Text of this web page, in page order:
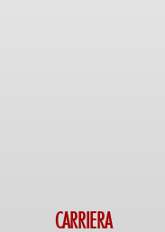
CARRIERA